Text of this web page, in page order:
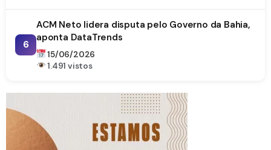
6
ACM Neto lidera disputa pelo Governo da Bahia,
aponta DataTrends
15/06/2026
1.491 vistos